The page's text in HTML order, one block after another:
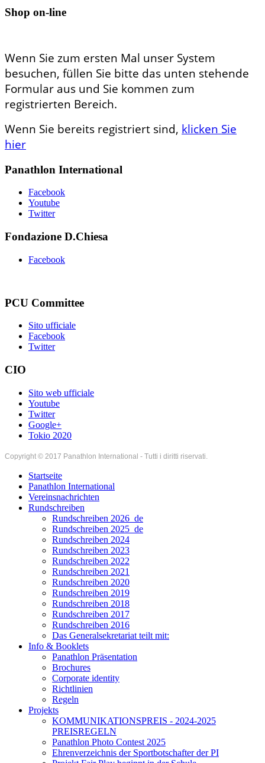
Shop on-line
Wenn Sie zum ersten Mal unser System
besuchen, füllen Sie bitte das unten stehende
Formular aus und Sie kommen zum
registrierten Bereich.
Wenn Sie bereits registriert sind, klicken Sie
hier
Panathlon International
Facebook
Youtube
Twitter
Fondazione D.Chiesa
Facebook
PCU Committee
Sito ufficiale
Facebook
Twitter
CIO
Sito web ufficiale
Youtube
Twitter
Google+
Tokio 2020
Copyright © 2017 Panathlon International - Tutti i diritti riservati.
Startseite
Panathlon International
Vereinsnachrichten
Rundschreiben
Rundschreiben 2026_de
Rundschreiben 2025_de
Rundschreiben 2024
Rundschreiben 2023
Rundschreiben 2022
Rundschreiben 2021
Rundschreiben 2020
Rundschreiben 2019
Rundschreiben 2018
Rundschreiben 2017
Rundschreiben 2016
Das Generalsekretariat teilt mit:
Info & Booklets
Panathlon Präsentation
Brochures
Corporate identity
Richtlinien
Regeln
Projekts
KOMMUNIKATIONSPREIS - 2024-2025
PREISREGELN
Panathlon Photo Contest 2025
Ehrenverzeichnis der Sportbotschafter der PI